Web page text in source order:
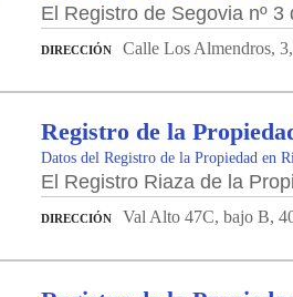
El Registro de Segovia nº
DIRECCIÓN Calle Los Almendros,
Registro de la
Datos del Registro de la Propiedad en
El Registro Riaza de la
DIRECCIÓN Val Alto 47C, bajo B,